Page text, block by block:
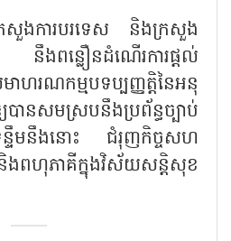
ងការបរទេស និងក្រសួង
ងពន្លឿនដំណើរការផ្តល់
ាហរណកម្មបទប្បញ្ញត្តិនៃអនុ
ានសមស្របនឹងប្រព័ន្ធច្បាប់
មនឹងនោះ ជំរុញកិច្ចសហ
និងពហុភាគីក្នុងវិស័យសន្តិសុខ